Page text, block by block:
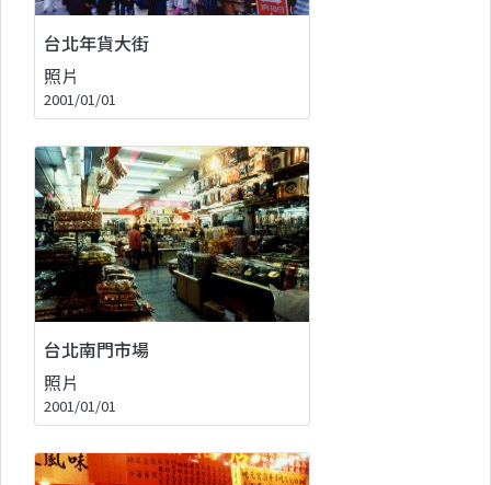
台北年貨大街
照片
2001/01/01
台北南門市場
照片
2001/01/01